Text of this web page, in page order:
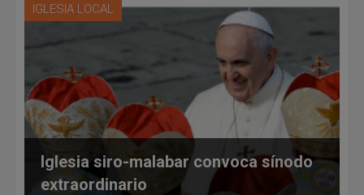
IGLESIA LOCAL
Iglesia siro-malabar convoca sínodo
extraordinario